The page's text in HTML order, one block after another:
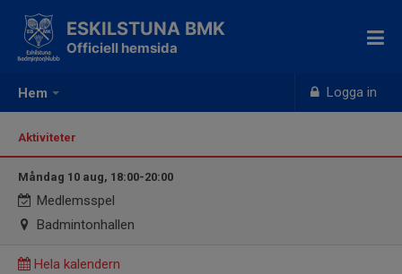
Hem Logga in
ESKILSTUNA BMK
Officiell hemsida
Aktiviteter
Måndag 10 aug, 18:00-20:00
Medlemsspel
Badmintonhallen
Hela kalendern